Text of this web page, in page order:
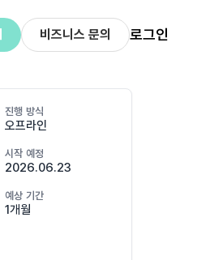
비즈니스 문의 로그인
진행 방식
오프라인
시작 예정
2026.06.23
예상 기간
1개월